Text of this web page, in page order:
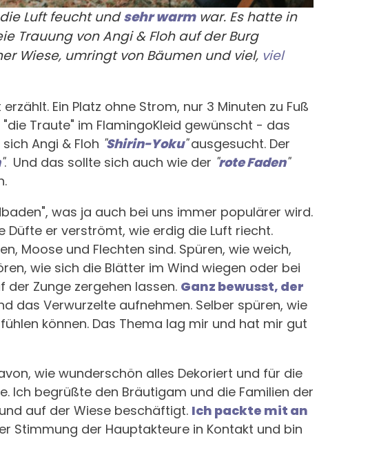
Luft feucht undsehr warmwar. Es hatte in
Trauung von Angi & Floh auf der Burg
Wiese, umringt von Bäumen und viel, viel
Ein Platz ohne Strom, nur 3 Minuten zu Fuß
Traute" im FlamingoKleid gewünscht - das
Angi & Floh "Shirin-Yoku"ausgesucht. Der
". Und das sollte sich auch wie der "rote Faden"
was ja auch bei uns immer populärer wird.
Düfte er verströmt, wie erdig die Luft riecht.
Moose und Flechten sind. Spüren, wie weich,
wie sich die Blätter im Wind wiegen oder bei
Zunge zergehen lassen. Ganz bewusst, der
das Verwurzelte aufnehmen. Selber spüren, wie
können. Das Thema lag mir und hat mir gut
wie wunderschön alles Dekoriert und für die
Ich begrüßte den Bräutigam und die Familien der
auf der Wiese beschäftigt. Ich packte mit an
Stimmung der Hauptakteure in Kontakt und bin